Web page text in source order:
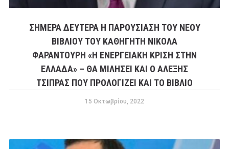
ΣΗΜΕΡΑ ΔΕΥΤΈΡΑ Η ΠΑΡΟΥΣΊΑΣΗ ΤΟΥ ΝΈΟΥ
ΒΙΒΛΊΟΥ ΤΟΥ ΚΑΘΗΓΗΤΉ ΝΙΚΌΛΑ
ΦΑΡΑΝΤΟΎΡΗ «Η ΕΝΕΡΓΕΙΑΚΗ ΚΡΙΣΗ ΣΤΗΝ
ΕΛΛΑΔΑ» – ΘΑ ΜΙΛΉΣΕΙ ΚΑΙ Ο ΑΛΈΞΗΣ
ΤΣΊΠΡΑΣ ΠΟΥ ΠΡΟΛΟΓΊΖΕΙ ΚΑΙ ΤΟ ΒΙΒΛΊΟ
15 Οκτωβρίου, 2022